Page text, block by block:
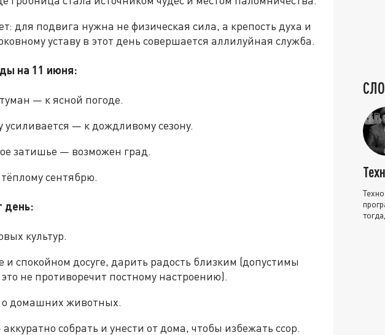
для подвига нужна не физическая сила, а крепость духа и
уставу в этот день совершается аллилуйная служба.
на 11 июня:
— к ясной погоде.
усиливается — к дождливому сезону.
затишье — возможен град.
сентябрю.
день:
культур.
и спокойном досуге, дарить радость близким (допустимы
не противоречит постному настроению).
о домашних животных.
собрать и унести от дома, чтобы избежать ссор.